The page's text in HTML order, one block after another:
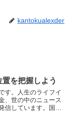
kantokualexder
を把握しよう
す。人生のライフイ
、世の中のニュース
信しています。国家